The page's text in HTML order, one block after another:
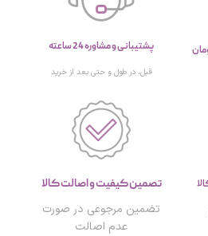
پشتیبانی و مشاوره 24 ساعته
قبل، در طول و حتی بعد از خرید
تصمین کیفیت و اصالت کالا
تضمین مرجوعی در صورت
عدم اصالت